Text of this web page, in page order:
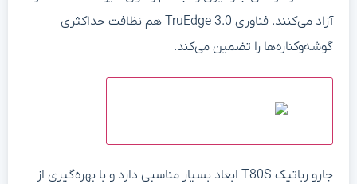
آزاد می‌کنند. فناوری TruEdge 3.0 هم نظافت حداکثری
گوشه‌‌وکناره‌ها را تضمین می‌کند.
جارو رباتیک T80S ابعاد بسیار مناسبی دارد و با بهره‌گیری از